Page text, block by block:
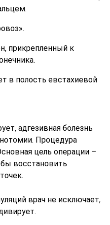
прикрепленный к
в полость евстахиевой
адгезивная болезнь
Процедура
цель операции –
восстановить
врач не исключает,